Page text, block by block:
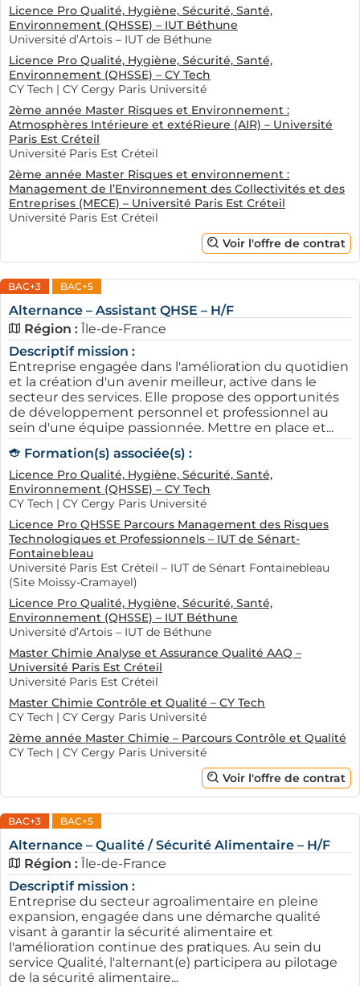
Licence Pro Qualité, Hygiène, Sécurité, Santé,
Environnement (QHSSE) – IUT Béthune
Université d’Artois – IUT de Béthune
Licence Pro Qualité, Hygiène, Sécurité, Santé,
Environnement (QHSSE) – CY Tech
CY Tech | CY Cergy Paris Université
2ème année Master Risques et Environnement :
Atmosphères Intérieure et extéRieure (AIR) – Université
Paris Est Créteil
Université Paris Est Créteil
2ème année Master Risques et environnement :
Management de l’Environnement des Collectivités et des
Entreprises (MECE) – Université Paris Est Créteil
Université Paris Est Créteil
Voir l'offre de contrat
BAC+3 BAC+5
Alternance – Assistant QHSE – H/F
Région : Île-de-France
Descriptif mission :
Entreprise engagée dans l'amélioration du quotidien
et la création d'un avenir meilleur, active dans le
secteur des services. Elle propose des opportunités
de développement personnel et professionnel au
sein d'une équipe passionnée. Mettre en place et...
Formation(s) associée(s) :
Licence Pro Qualité, Hygiène, Sécurité, Santé,
Environnement (QHSSE) – CY Tech
CY Tech | CY Cergy Paris Université
Licence Pro QHSSE Parcours Management des Risques
Technologiques et Professionnels – IUT de Sénart-
Fontainebleau
Université Paris Est Créteil – IUT de Sénart Fontainebleau
(Site Moissy-Cramayel)
Licence Pro Qualité, Hygiène, Sécurité, Santé,
Environnement (QHSSE) – IUT Béthune
Université d’Artois – IUT de Béthune
Master Chimie Analyse et Assurance Qualité AAQ –
Université Paris Est Créteil
Université Paris Est Créteil
Master Chimie Contrôle et Qualité – CY Tech
CY Tech | CY Cergy Paris Université
2ème année Master Chimie – Parcours Contrôle et Qualité
CY Tech | CY Cergy Paris Université
Voir l'offre de contrat
BAC+3 BAC+5
Alternance – Qualité / Sécurité Alimentaire – H/F
Région : Île-de-France
Descriptif mission :
Entreprise du secteur agroalimentaire en pleine
expansion, engagée dans une démarche qualité
visant à garantir la sécurité alimentaire et
l'amélioration continue des pratiques. Au sein du
service Qualité, l'alternant(e) participera au pilotage
de la sécurité alimentaire...